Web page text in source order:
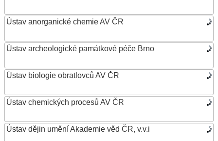
Ústav anorganické chemie AV ČR
Ústav archeologické památkové péče Brno
Ústav biologie obratlovců AV ČR
Ústav chemických procesů AV ČR
Ústav dějin umění Akademie věd ČR, v.v.i